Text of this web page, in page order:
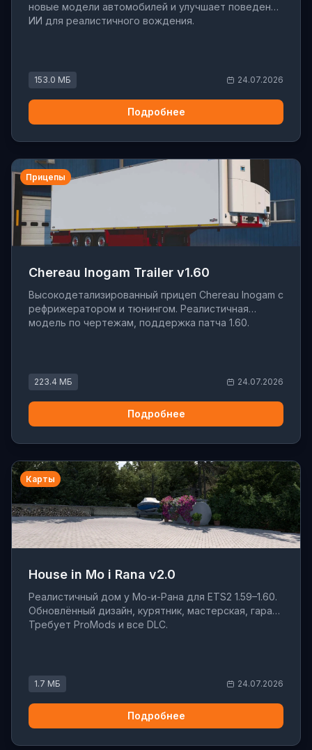
новые модели автомобилей и улучшает поведение
ИИ для реалистичного вождения.
153.0 МБ 24.07.2026
Подробнее
Прицепы
Chereau Inogam Trailer v1.60
Высокодетализированный прицеп Chereau Inogam с
рефрижератором и тюнингом. Реалистичная
модель по чертежам, поддержка патча 1.60.
223.4 МБ 24.07.2026
Подробнее
Карты
House in Mo i Rana v2.0
Реалистичный дом у Мо-и-Рана для ETS2 1.59–1.60.
Обновлённый дизайн, курятник, мастерская, гараж.
Требует ProMods и все DLC.
1.7 МБ 24.07.2026
Подробнее